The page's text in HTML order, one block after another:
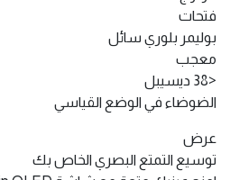
فتحات
بوليمر بلوري سائل
معجب
<38 ديسيبل
الضوضاء في الوضع القياسي
عرض
توسيع التمتع البصري الخاص بك